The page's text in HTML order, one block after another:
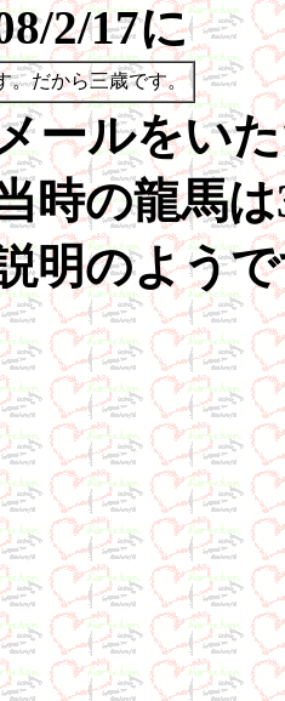
2/17に
。だから三歳です。
ールをい
時の龍馬
明のよう